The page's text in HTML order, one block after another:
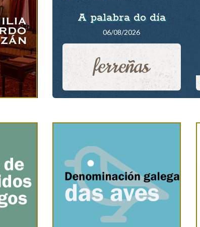
A palabra do día
06/08/2026
ferreñas